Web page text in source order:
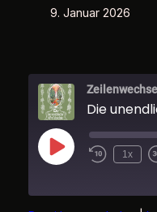
9. Januar 2026
Die
Play
Episode
1x